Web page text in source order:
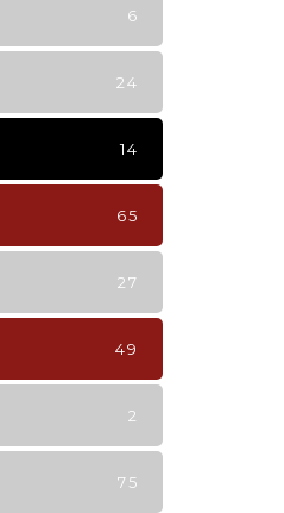
6
24
14
65
27
49
2
75